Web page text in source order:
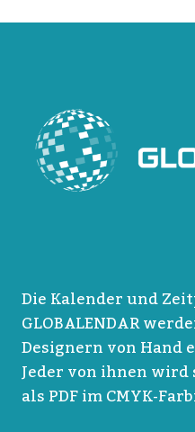
Die Kalender und
GLOBALENDAR
Designern von
Jeder von ihnen wird
als PDF im CMYK-